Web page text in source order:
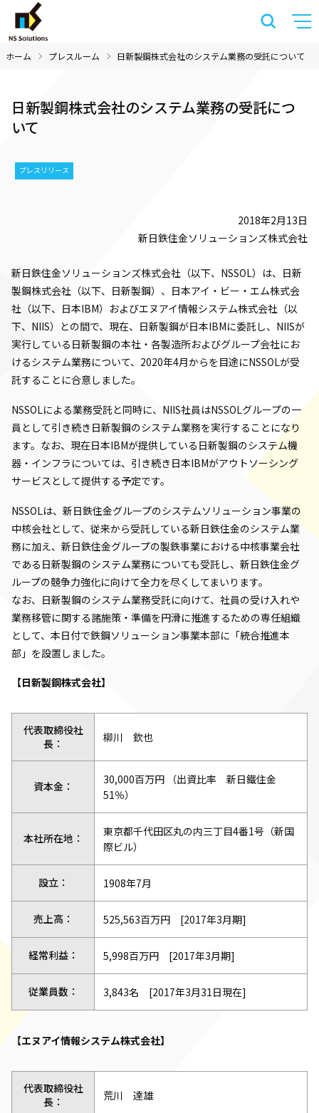
ホーム プレスルーム 日新製鋼株式会社のシステム業務の受託について
日新製鋼株式会社のシステム業務の受託につ
いて
プレスリリース
2018年2月13日
新日鉄住金ソリューションズ株式会社
新日鉄住金ソリューションズ株式会社（以下、NSSOL）は、日新
製鋼株式会社（以下、日新製鋼）、日本アイ・ビー・エム株式会
社（以下、日本IBM）およびエヌアイ情報システム株式会社（以
下、NIIS）との間で、現在、日新製鋼が日本IBMに委託し、NIISが
実行している日新製鋼の本社・各製造所およびグループ会社にお
けるシステム業務について、2020年4月からを目途にNSSOLが受
託することに合意しました。
NSSOLによる業務受託と同時に、NIIS社員はNSSOLグループの一
員として引き続き日新製鋼のシステム業務を実行することになり
ます。なお、現在日本IBMが提供している日新製鋼のシステム機
器・インフラについては、引き続き日本IBMがアウトソーシング
サービスとして提供する予定です。
NSSOLは、新日鉄住金グループのシステムソリューション事業の
中核会社として、従来から受託している新日鉄住金のシステム業
務に加え、新日鉄住金グループの製鉄事業における中核事業会社
である日新製鋼のシステム業務についても受託し、新日鉄住金グ
ループの競争力強化に向けて全力を尽くしてまいります。
なお、日新製鋼のシステム業務受託に向けて、社員の受け入れや
業務移管に関する諸施策・準備を円滑に推進するための専任組織
として、本日付で鉄鋼ソリューション事業本部に「統合推進本
部」を設置しました。
【日新製鋼株式会社】
代表取締役社
長：
柳川 欽也
資本金：
30,000百万円 （出資比率 新日鐵住金
51％）
本社所在地：
東京都千代田区丸の内三丁目4番1号（新国
際ビル）
設立： 1908年7月
売上高： 525,563百万円 [2017年3月期]
経常利益： 5,998百万円 [2017年3月期]
従業員数： 3,843名 [2017年3月31日現在]
【エヌアイ情報システム株式会社】
代表取締役社
長：
荒川 達雄